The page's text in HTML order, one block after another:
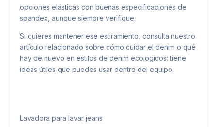
opciones elásticas con buenas especificaciones de
spandex, aunque siempre verifique.
Si quieres mantener ese estiramiento, consulta nuestro
artículo relacionado sobre cómo cuidar el denim o qué
hay de nuevo en estilos de denim ecológicos: tiene
ideas útiles que puedes usar dentro del equipo.
Lavadora para lavar jeans